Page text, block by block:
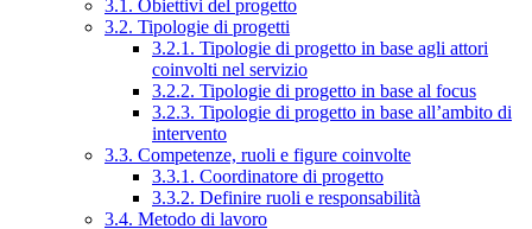
3.1. Obiettivi del progetto
3.2. Tipologie di progetti
3.2.1. Tipologie di progetto in base agli attori
coinvolti nel servizio
3.2.2. Tipologie di progetto in base al focus
3.2.3. Tipologie di progetto in base all’ambito di
intervento
3.3. Competenze, ruoli e figure coinvolte
3.3.1. Coordinatore di progetto
3.3.2. Definire ruoli e responsabilità
3.4. Metodo di lavoro